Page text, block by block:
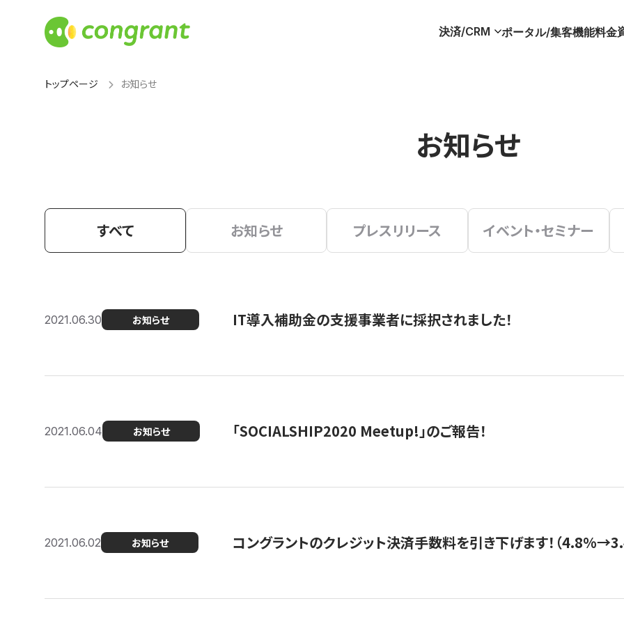
決済/CRM ポータル/集客機能料金
トップページ お知らせ
お知らせ
すべて お知らせ プレスリリース イベント・セミナー
2021.06.30 お知らせ IT導入補助金の支援事業者に採択されました！
2021.06.04 お知らせ 「SOCIALSHIP2020 Meetup!」のご報告！
2021.06.02 お知らせ コングラントのクレジット決済手数料を引き下げます！（